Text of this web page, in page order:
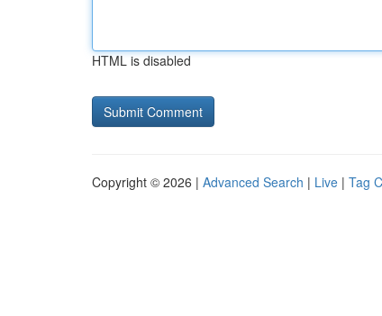
HTML is disabled
Copyright © 2026 | Advanced Search | Live | Tag